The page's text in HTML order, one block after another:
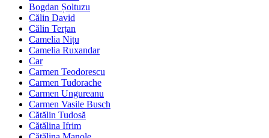
Bogdan Șoltuzu
Călin David
Călin Terțan
Camelia Nițu
Camelia Ruxandar
Car
Carmen Teodorescu
Carmen Tudorache
Carmen Ungureanu
Carmen Vasile Busch
Cătălin Tudosă
Cătălina Ifrim